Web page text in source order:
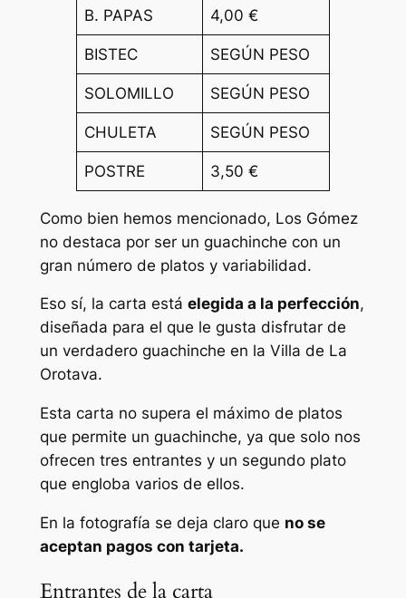
B. PAPAS 4,00 €
BISTEC SEGÚN PESO
SOLOMILLO SEGÚN PESO
CHULETA SEGÚN PESO
POSTRE 3,50 €
Como bien hemos mencionado, Los Gómez
no destaca por ser un guachinche con un
gran número de platos y variabilidad.
Eso sí, la carta está elegida a la perfección,
diseñada para el que le gusta disfrutar de
un verdadero guachinche en la Villa de La
Orotava.
Esta carta no supera el máximo de platos
que permite un guachinche, ya que solo nos
ofrecen tres entrantes y un segundo plato
que engloba varios de ellos.
En la fotografía se deja claro que no se
aceptan pagos con tarjeta.
Entrantes de la carta